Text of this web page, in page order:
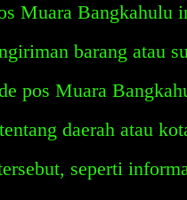
Muara Bangkahulu
barang atau
pos Muara
daerah atau
seperti